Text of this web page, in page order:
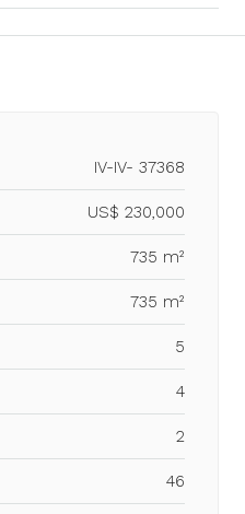
IV-IV- 37368
US$ 230,000
735 m²
735 m²
5
4
2
46